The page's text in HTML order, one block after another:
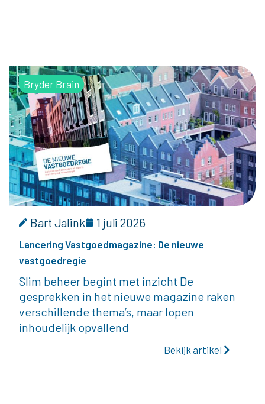
Bryder Brain
Bart Jalink 1 juli 2026
Lancering Vastgoedmagazine: De nieuwe
vastgoedregie
Slim beheer begint met inzicht De
gesprekken in het nieuwe magazine raken
verschillende thema’s, maar lopen
inhoudelijk opvallend
Bekijk artikel